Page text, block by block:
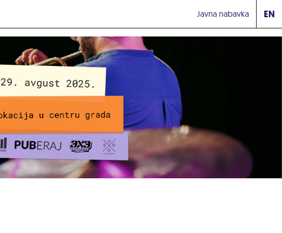
EN
Javna nabavka